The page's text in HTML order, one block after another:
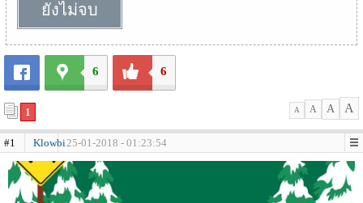
ยังไม่จบ
6 6
1 A A A A
#1 Klowbi25-01-2018 - 01:23:54